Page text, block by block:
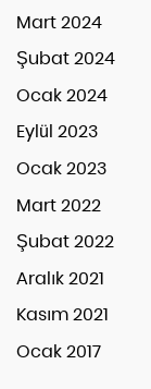
Mart 2024
Şubat 2024
Ocak 2024
Eylül 2023
Ocak 2023
Mart 2022
Şubat 2022
Aralık 2021
Kasım 2021
Ocak 2017